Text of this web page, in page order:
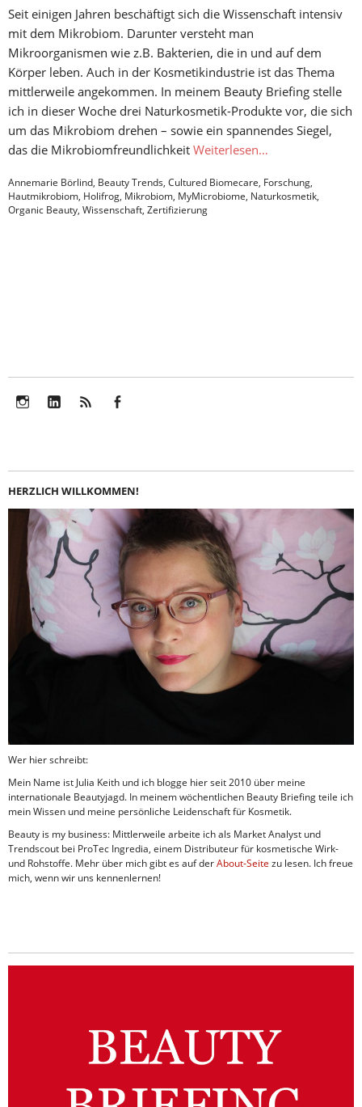
Seit einigen Jahren beschäftigt sich die Wissenschaft intensiv
mit dem Mikrobiom. Darunter versteht man
Mikroorganismen wie z.B. Bakterien, die in und auf dem
Körper leben. Auch in der Kosmetikindustrie ist das Thema
mittlerweile angekommen. In meinem Beauty Briefing stelle
ich in dieser Woche drei Naturkosmetik-Produkte vor, die sich
um das Mikrobiom drehen – sowie ein spannendes Siegel,
das die Mikrobiomfreundlichkeit Weiterlesen…
Annemarie Börlind, Beauty Trends, Cultured Biomecare, Forschung,
Hautmikrobiom, Holifrog, Mikrobiom, MyMicrobiome, Naturkosmetik,
Organic Beauty, Wissenschaft, Zertifizierung
HERZLICH WILLKOMMEN!
Wer hier schreibt:
Mein Name ist Julia Keith und ich blogge hier seit 2010 über meine
internationale Beautyjagd. In meinem wöchentlichen Beauty Briefing teile ich
mein Wissen und meine persönliche Leidenschaft für Kosmetik.
Beauty is my business: Mittlerweile arbeite ich als Market Analyst und
Trendscout bei ProTec Ingredia, einem Distributeur für kosmetische Wirk-
und Rohstoffe. Mehr über mich gibt es auf derAbout-Seite zu lesen. Ich freue
mich, wenn wir uns kennenlernen!